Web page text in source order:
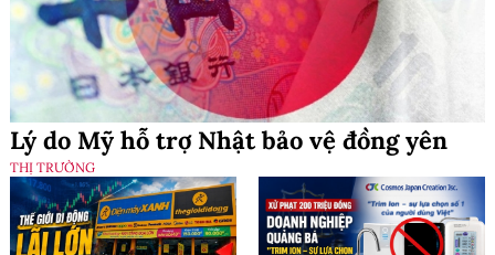
Lý do Mỹ hỗ trợ Nhật bảo vệ đồng yên
THỊ TRƯỜNG